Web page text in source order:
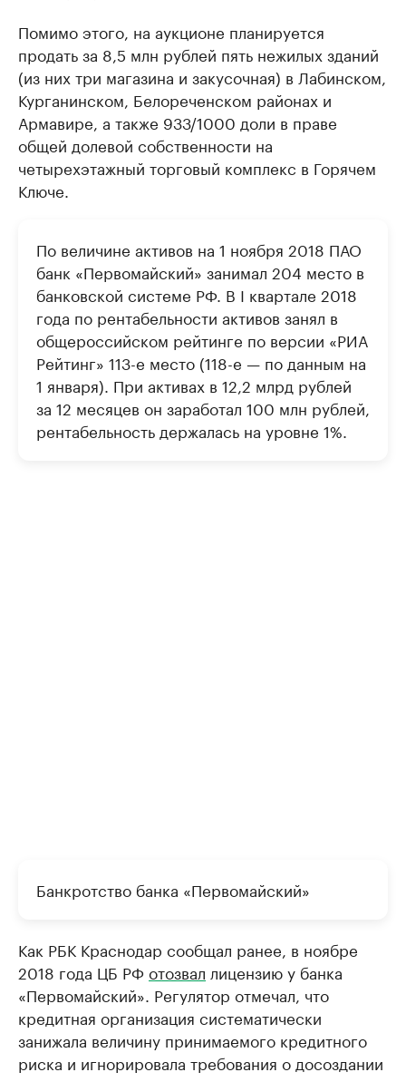
Помимо этого, на аукционе планируется
продать за 8,5 млн рублей пять нежилых зданий
(из них три магазина и закусочная) в Лабинском,
Курганинском, Белореченском районах и
Армавире, а также 933/1000 доли в праве
общей долевой собственности на
четырехэтажный торговый комплекс в Горячем
Ключе.
По величине активов на 1 ноября 2018 ПАО
банк «Первомайский» занимал 204 место в
банковской системе РФ. В I квартале 2018
года по рентабельности активов занял в
общероссийском рейтинге по версии «РИА
Рейтинг» 113-е место (118-е — по данным на
1 января). При активах в 12,2 млрд рублей
за 12 месяцев он заработал 100 млн рублей,
рентабельность держалась на уровне 1%.
Банкротство банка «Первомайский»
Как РБК Краснодар сообщал ранее, в ноябре
2018 года ЦБ РФ отозвал лицензию у банка
«Первомайский». Регулятор отмечал, что
кредитная организация систематически
занижала величину принимаемого кредитного
риска и игнорировала требования о досоздании